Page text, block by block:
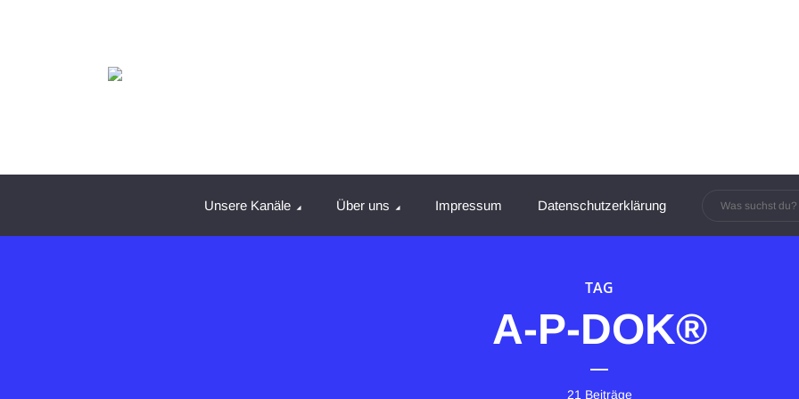
Unsere Kanäle Über uns Impressum Datenschutzerklärung
TAG
A-P-DOK®
21 Beiträge